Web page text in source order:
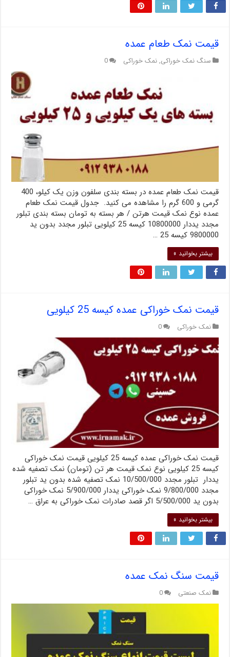
قیمت نمک طعام عمده
سنگ نمک خوراکی, نمک خوراکی 0
قیمت نمک طعام عمده در بسته بندی سلفون وزن یک کیلو، 400
گرمی و 600 گرم را مشاهده می کنید. جدول قیمت نمک طعام
عمده نوع نمک قیمت هرتن / هر بسته به تومان بسته بندی تبلور
مجدد یددار 10800000 کیسه 25 کیلویی تبلور مجدد بدون ید
9800000 کیسه 25 …
بیشتر بخوانید »
قیمت نمک خوراکی عمده کیسه 25 کیلویی
نمک خوراکی 0
قیمت نمک خوراکی عمده کیسه 25 کیلویی قیمت نمک خوراکی
کیسه 25 کیلویی نوع نمک قیمت هر تن (تومان) نمک تصفیه شده
یددار تبلور مجدد 10/500/000 نمک تصفیه شده بدون ید تبلور
مجدد 9/800/000 نمک خوراکی یددار 5/900/000 نمک خوراکی
بدون ید 5/500/000 اگر قصد صادرات نمک خوراکی به عراق …
بیشتر بخوانید »
قیمت سنگ نمک عمده
نمک صنعتی 0